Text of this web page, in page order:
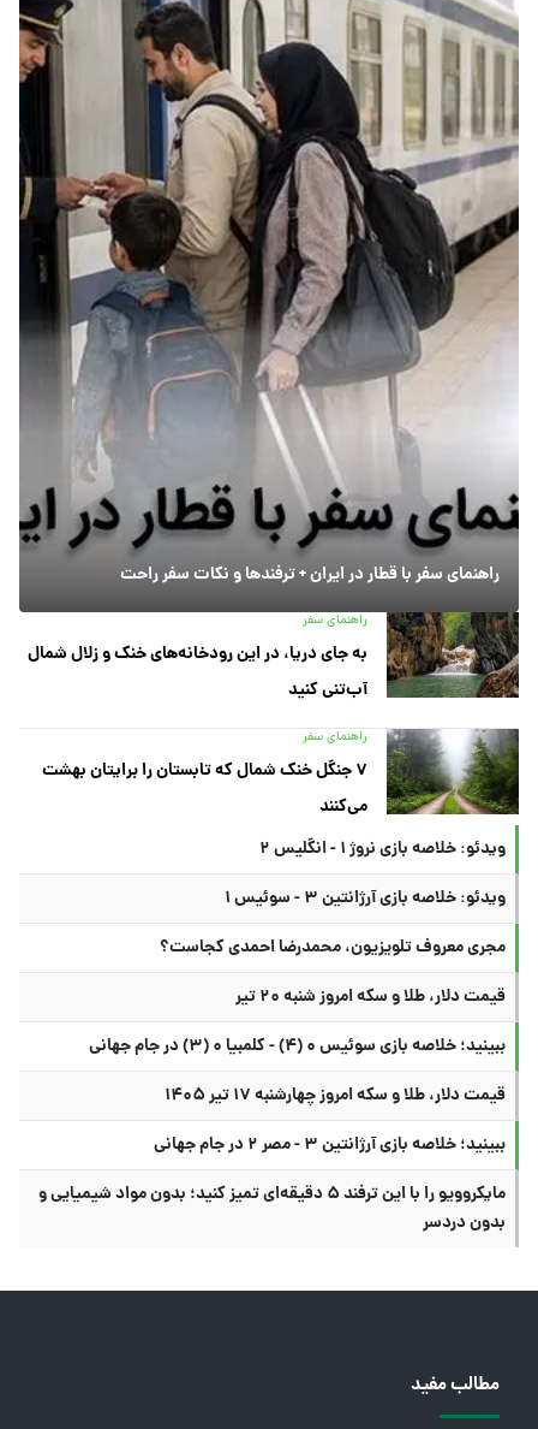
راهنمای سفر با قطار در ایران + ترفندها و نکات سفر راحت
راهنمای سفر
به جای دریا، در این رودخانه‌های خنک و زلال شمال
آب‌تنی کنید
راهنمای سفر
۷ جنگل خنک شمال که تابستان را برایتان بهشت
می‌کنند
ویدئو: خلاصه بازی نروژ ۱ - انگلیس ۲
ویدئو: خلاصه بازی آرژانتین ۳ - سوئیس ۱
مجری معروف تلویزیون، محمدرضا احمدی کجاست؟
قیمت دلار، طلا و سکه امروز شنبه ۲۰ تیر
ببینید؛ خلاصه بازی سوئیس ۰ (۴) - کلمبیا ۰ (۳) در جام جهانی
قیمت دلار، طلا و سکه امروز چهارشنبه ۱۷ تیر ۱۴۰۵
ببینید؛ خلاصه بازی آرژانتین ۳ - مصر ۲ در جام جهانی
مایکروویو را با این ترفند ۵ دقیقه‌ای تمیز کنید؛ بدون مواد شیمیایی و
بدون دردسر
مطالب مفید